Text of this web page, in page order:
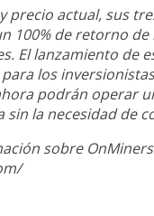
precio actual, sus
100% de retorno de
El lanzamiento de
los
podrán operar
sin la necesidad de
sobre